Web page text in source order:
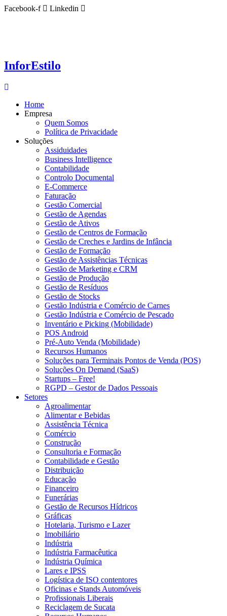
Ir
Facebook-f Linkedin
InforEstilo
Home
Empresa
Quem Somos
Política de Privacidade
Soluções
Assiduidades
Business Intelligence
Contabilidade
Controlo Documental
E-Commerce
Faturação
Gestão Comercial
Gestão de Agendas
Gestão de Ativos
Gestão de Centros de Formação
Gestão de Creches e Jardins de Infância
Gestão de Formação
Gestão de Assistências Técnicas
Gestão de Marketing e CRM
Gestão de Produção
Gestão de Resíduos
Gestão de Stocks
Gestão Indústria e Comércio de Carnes
Gestão Indústria e Comércio de Pescado
Inventário e Picking (Mobilidade)
POS Android
Pré-Auto Venda (Mobilidade)
Recursos Humanos
Soluções para Terminais Pontos de Venda (POS)
Soluções On Demand (SaaS)
Startups – Free!
RGPD – Gestor de Dados Pessoais
Setores
Agroalimentar
Alimentar e Bebidas
Assistência Técnica
Comércio
Construção
Consultoria e Formação
Contabilidade e Gestão
Distribuição
Educação
Financeiro
Funerárias
Gestão de Recursos Hídricos
Gráficas
Hotelaria, Turismo e Lazer
Imobiliário
Indústria
Indústria Farmacêutica
Indústria Química
Lares e IPSS
Logística de ISO contentores
Oficinas e Stands Automóveis
Profissionais Liberais
Reciclagem de Sucata